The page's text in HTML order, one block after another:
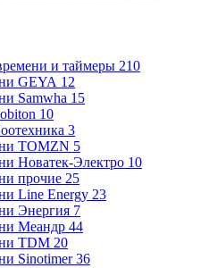
и таймеры 210
GEYA 12
Samwha 15
10
3
TOMZN 5
Новатек-Электро 10
прочие 25
Line Energy 23
Энергия 7
Меандр 44
TDM 20
Sinotimer 36